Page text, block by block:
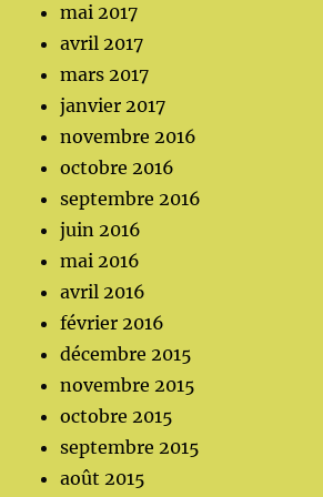
mai 2017
avril 2017
mars 2017
janvier 2017
novembre 2016
octobre 2016
septembre 2016
juin 2016
mai 2016
avril 2016
février 2016
décembre 2015
novembre 2015
octobre 2015
septembre 2015
août 2015